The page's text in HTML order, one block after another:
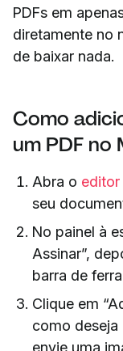
PDFs em
diretamente no
de baixar nada.
Como
um PDF no
Abra o editor
seu
No painel à
Assinar”,
barra de
Clique em
como deseja
envie uma